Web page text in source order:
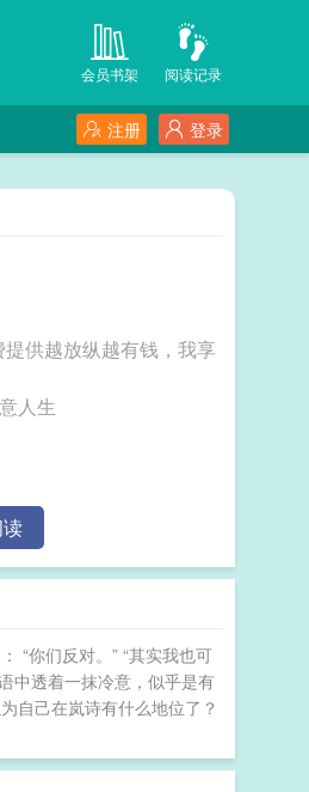
阅读记录
会员书架
登录
注册
供越放纵越有钱，我享
享受肆意人生
“你们反对。” “其实我也可
中透着一抹冷意，似乎是有
自己在岚诗有什么地位了？